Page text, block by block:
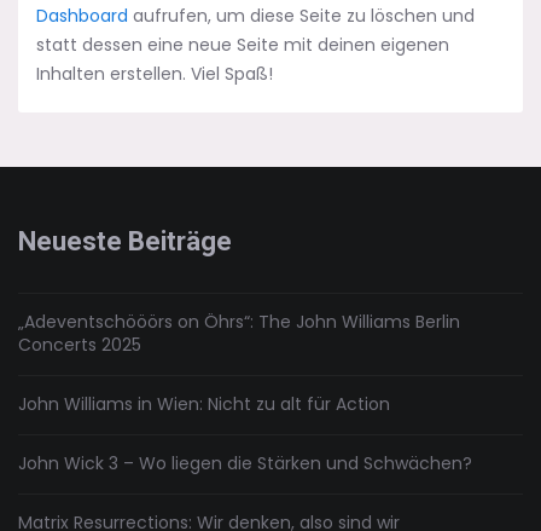
Dashboard aufrufen, um diese Seite zu löschen und
statt dessen eine neue Seite mit deinen eigenen
Inhalten erstellen. Viel Spaß!
Neueste Beiträge
„Adeventschööörs on Öhrs“: The John Williams Berlin
Concerts 2025
John Williams in Wien: Nicht zu alt für Action
John Wick 3 – Wo liegen die Stärken und Schwächen?
Matrix Resurrections: Wir denken, also sind wir